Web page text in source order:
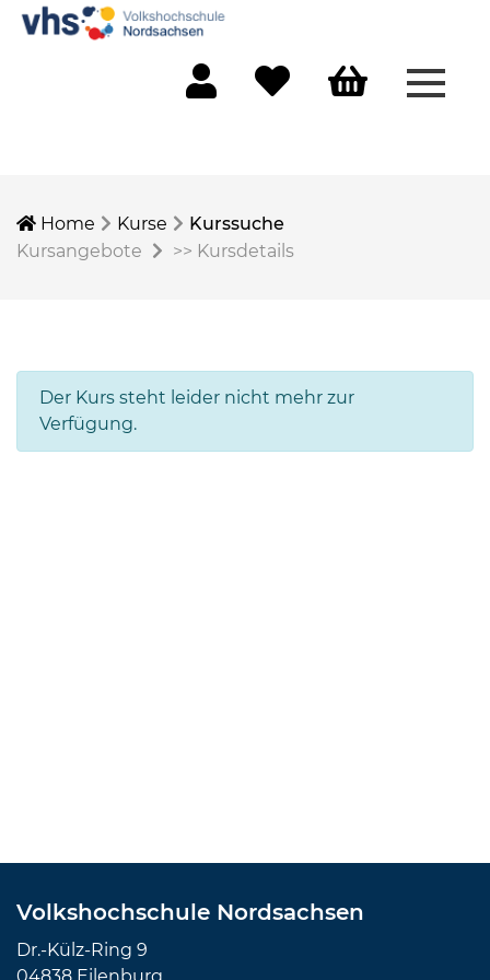
Home Kurse
Kurssuche
Kursangebote
>> Kursdetails
Der Kurs steht leider nicht mehr zur
Verfügung.
Volkshochschule Nordsachsen
Dr.-Külz-Ring 9